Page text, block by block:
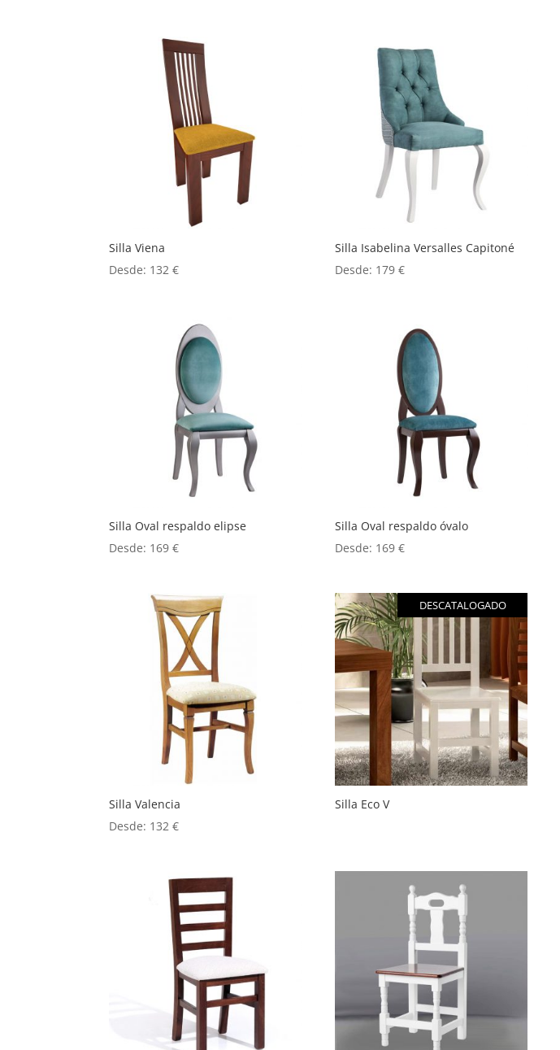
Silla Viena
Desde: 132€
Silla Isabelina Versalles Capitoné
Desde: 179€
Silla Oval respaldo elipse
Desde: 169€
Silla Oval respaldo óvalo
Desde: 169€
Silla Valencia
Desde: 132€
DESCATALOGADO
Silla Eco V